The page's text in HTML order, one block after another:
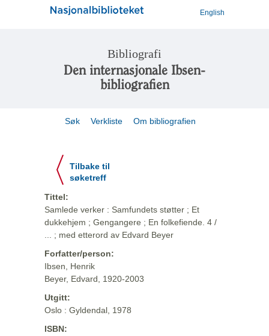
English
Bibliografi
Den internasjonale Ibsen-
bibliografien
Søk Verkliste Om bibliografien
Tilbake til
søketreff
Tittel:
Samlede verker : Samfundets støtter ; Et
dukkehjem ; Gengangere ; En folkefiende. 4 /
... ; med etterord av Edvard Beyer
Forfatter/person:
Ibsen, Henrik
Beyer, Edvard, 1920-2003
Utgitt:
Oslo : Gyldendal, 1978
ISBN: